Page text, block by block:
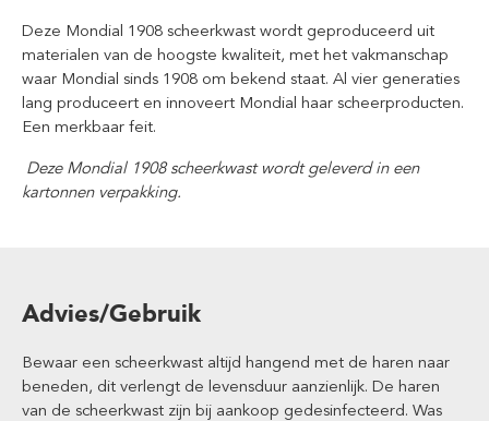
Deze Mondial 1908 scheerkwast wordt geproduceerd uit
materialen van de hoogste kwaliteit, met het vakmanschap
waar Mondial sinds 1908 om bekend staat. Al vier generaties
lang produceert en innoveert Mondial haar scheerproducten.
Een merkbaar feit.
Deze Mondial 1908 scheerkwast wordt geleverd in een
kartonnen verpakking.
Advies/Gebruik
Bewaar een scheerkwast altijd hangend met de haren naar
beneden, dit verlengt de levensduur aanzienlijk. De haren
van de scheerkwast zijn bij aankoop gedesinfecteerd. Was